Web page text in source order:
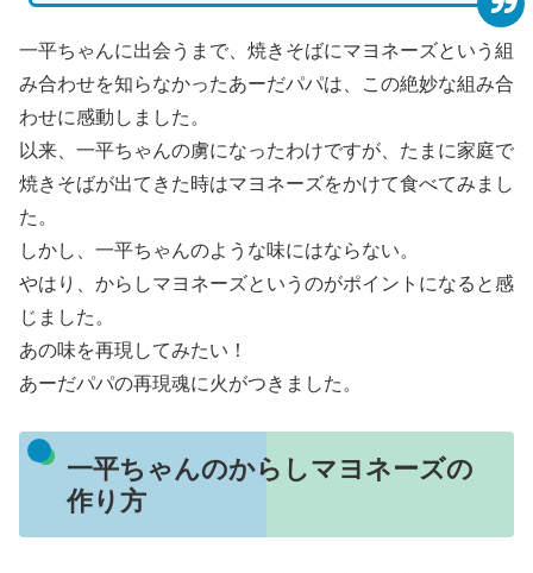
一平ちゃんに出会うまで、焼きそばにマヨネーズという組
み合わせを知らなかったあーだパパは、この絶妙な組み合
わせに感動しました。
以来、一平ちゃんの虜になったわけですが、たまに家庭で
焼きそばが出てきた時はマヨネーズをかけて食べてみまし
た。
しかし、一平ちゃんのような味にはならない。
やはり、からしマヨネーズというのがポイントになると感
じました。
あの味を再現してみたい！
あーだパパの再現魂に火がつきました。
一平ちゃんのからしマヨネーズの
作り方